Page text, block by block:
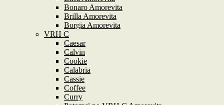
Bonaro Amorevita
Brilla Amorevita
Borgia Amorevita
VRH C
Caesar
Calvin
Cookie
Calabria
Cassie
Coffee
Curry